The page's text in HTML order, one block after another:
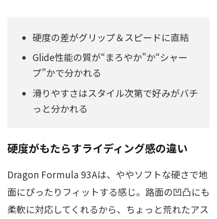
硬度の差がグリップ＆スピードに直結
Glide性能の質が“まろやか”か“シャー
プ”かで分かれる
滑りやすさはスタイル次第で好みがバチ
っと分かれる
硬度がもたらすライディング感の違い
Dragon Formula 93Aは、ややソフトな硬さで地
面にぴったりフィットする感じ。路面の凹凸にも
柔軟に対応してくれるから、ちょっと荒れたアス